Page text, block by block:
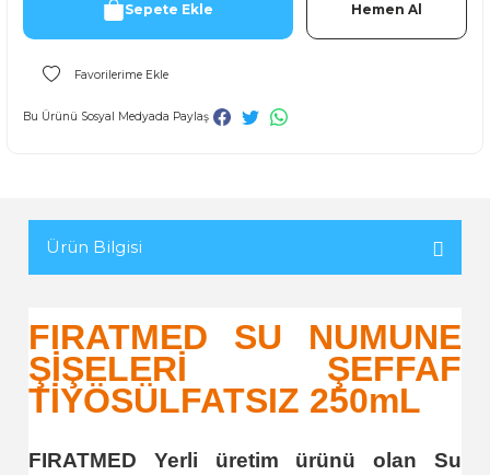
Sepete Ekle Hemen Al
Bu Ürünü Sosyal Medyada Paylaş
Ürün Bilgisi
FIRATMED SU NUMUNE
ŞİŞELERİ ŞEFFAF
TİYÖSÜLFATSIZ 250mL
FIRATMED Yerli üretim ürünü olan Su